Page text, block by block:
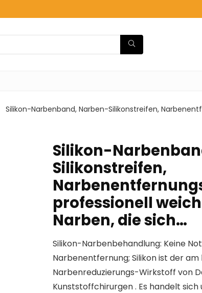
Silikon-Narbenband, Narben-Silikonstreifen,
Silikon-
Silikonstreifen,
professionell
Narben, die sich…
Silikon-Narbenbehandlung: Keine
Narbenentfernung; Silikon ist der
Narbenreduzierungs-Wirkstoff von
Kunststoffchirurgen . Es handelt